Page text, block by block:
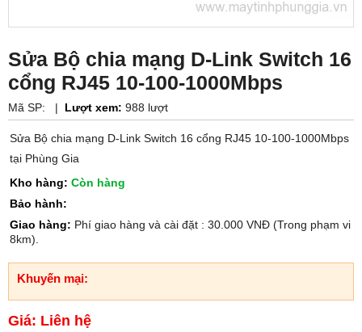
Sửa Bộ chia mạng D-Link Switch 16
cổng RJ45 10-100-1000Mbps
Mã SP: | Lượt xem: 988 lượt
Sửa Bộ chia mạng D-Link Switch 16 cổng RJ45 10-100-1000Mbps
tại Phùng Gia
Kho hàng: Còn hàng
Bảo hành:
Giao hàng: Phí giao hàng và cài đặt : 30.000 VNĐ (Trong phạm vi
8km).
Khuyến mại:
Giá: Liên hệ